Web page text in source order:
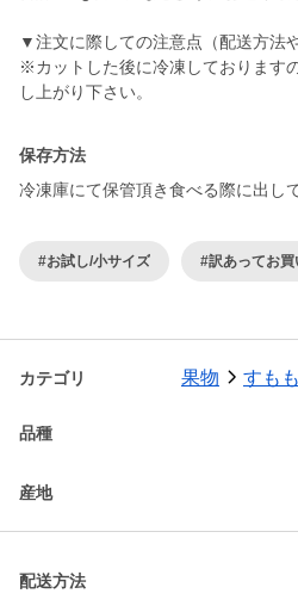
▼注文に際しての注意点（配送方法
※カットした後に冷凍しております
し上がり下さい。
保存方法
冷凍庫にて保管頂き食べる際に出し
#お試し/小サイズ #訳あってお買
カテゴリ 果物 すも
品種
産地
配送方法